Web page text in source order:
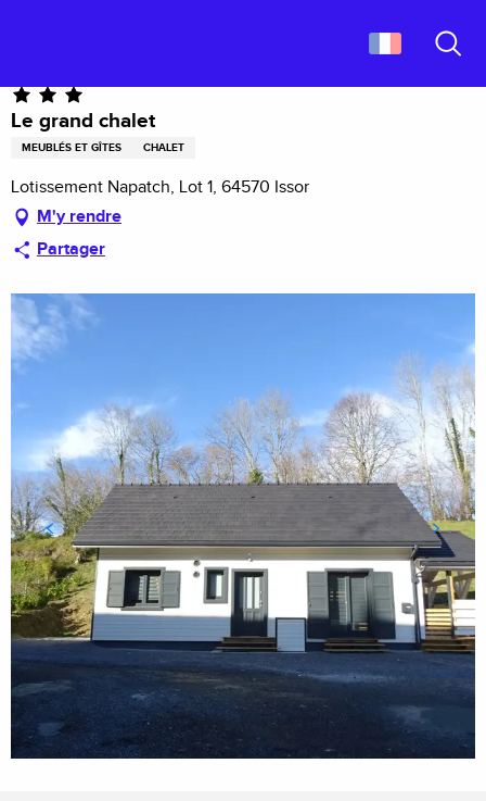
principal
Le grand chalet
MEUBLÉS ET GÎTES CHALET
Lotissement Napatch, Lot 1, 64570 Issor
M'y rendre
Partager